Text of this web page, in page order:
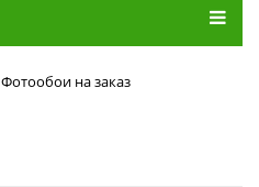
Фотообои на заказ